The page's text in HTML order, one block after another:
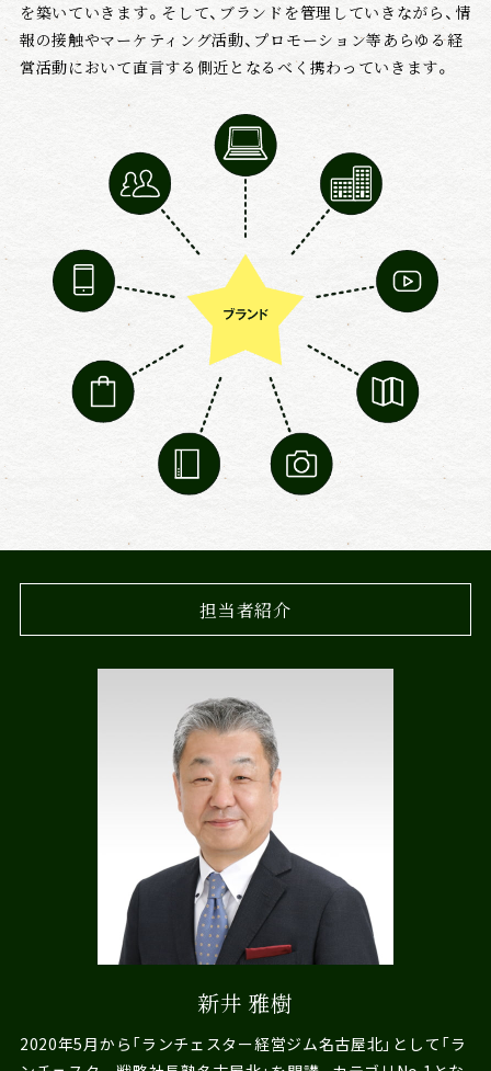
を築いていきます。そして、ブランドを管理していきながら、情
報の接触やマーケティング活動、プロモーション等あらゆる経
営活動において直言する側近となるべく携わっていきます。
担当者紹介
新井 雅樹
2020年5月から「ランチェスター経営ジム名古屋北」として「ラ